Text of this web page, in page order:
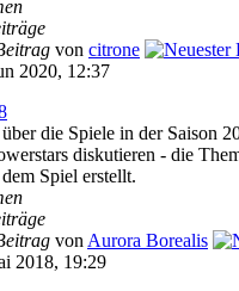
von citrone
2020, 12:37
die Spiele in der Saison
diskutieren - die
Spiel erstellt.
von Aurora Borealis
2018, 19:29